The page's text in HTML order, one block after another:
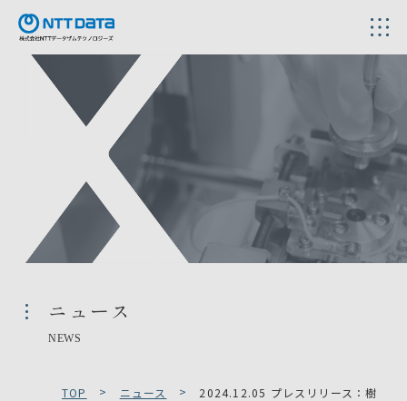
ニュース
NEWS
TOP ニュース
2024.12.05 プレスリリース：樹